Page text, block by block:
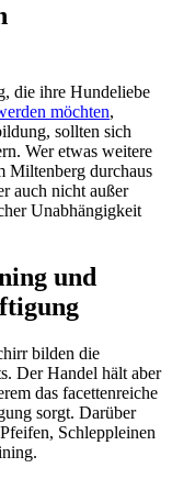
die ihre Hundeliebe
möchten,
sollten sich
Wer etwas weitere
Miltenberg durchaus
auch nicht außer
Unabhängigkeit
und
bilden die
Der Handel hält aber
das facettenreiche
sorgt. Darüber
Schleppleinen